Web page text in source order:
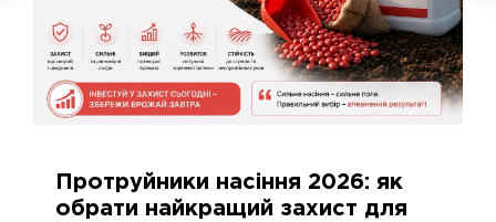
150 05.08.2026
Протруйники насіння 2026: як
обрати найкращий захист для